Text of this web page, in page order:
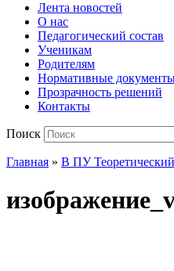
Лента новостей
О нас
Педагогический состав
Ученикам
Родителям
Нормативные
Прозрачность решений
Контакты
Поиск
Главная » В ПУ